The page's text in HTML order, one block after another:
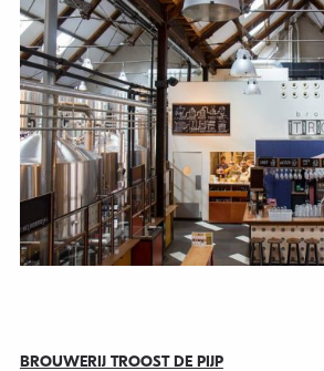
BROUWERIJ TROOST DE PIJP